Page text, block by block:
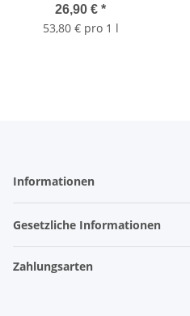
26,90 € *
53,80 € pro 1 l
Informationen
Gesetzliche Informationen
Zahlungsarten